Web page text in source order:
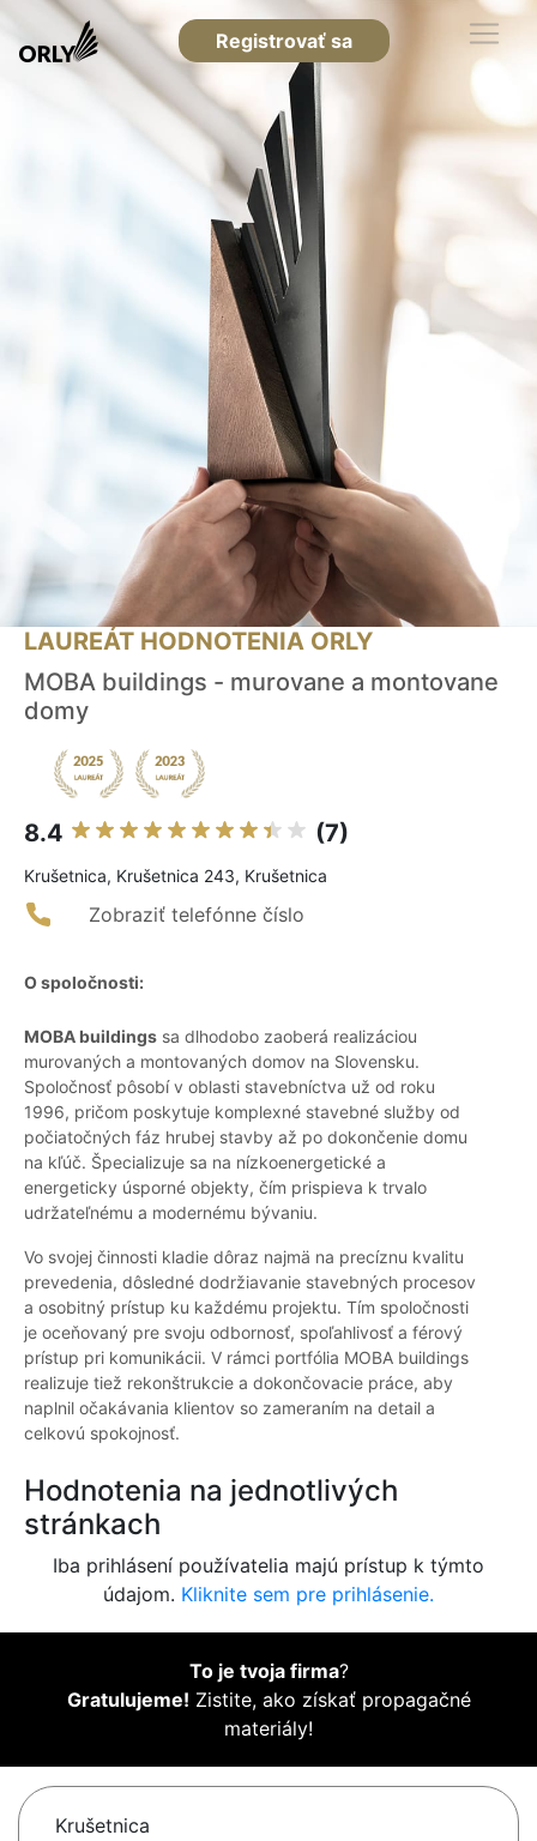
Registrovať sa
LAUREÁT HODNOTENIA ORLY
MOBA buildings - murovane a montovane
domy
8.4 (7)
Krušetnica, Krušetnica 243, Krušetnica
Zobraziť telefónne číslo
O spoločnosti:
MOBA buildings sa dlhodobo zaoberá realizáciou
murovaných a montovaných domov na Slovensku.
Spoločnosť pôsobí v oblasti stavebníctva už od roku
1996, pričom poskytuje komplexné stavebné služby od
počiatočných fáz hrubej stavby až po dokončenie domu
na kľúč. Špecializuje sa na nízkoenergetické a
energeticky úsporné objekty, čím prispieva k trvalo
udržateľnému a modernému bývaniu.
Vo svojej činnosti kladie dôraz najmä na precíznu kvalitu
prevedenia, dôsledné dodržiavanie stavebných procesov
a osobitný prístup ku každému projektu. Tím spoločnosti
je oceňovaný pre svoju odbornosť, spoľahlivosť a férový
prístup pri komunikácii. V rámci portfólia MOBA buildings
realizuje tiež rekonštrukcie a dokončovacie práce, aby
naplnil očakávania klientov so zameraním na detail a
celkovú spokojnosť.
Hodnotenia na jednotlivých
stránkach
Iba prihlásení používatelia majú prístup k týmto
údajom. Kliknite sem pre prihlásenie.
To je tvoja firma?
Gratulujeme! Zistite, ako získať propagačné
materiály!
Krušetnica